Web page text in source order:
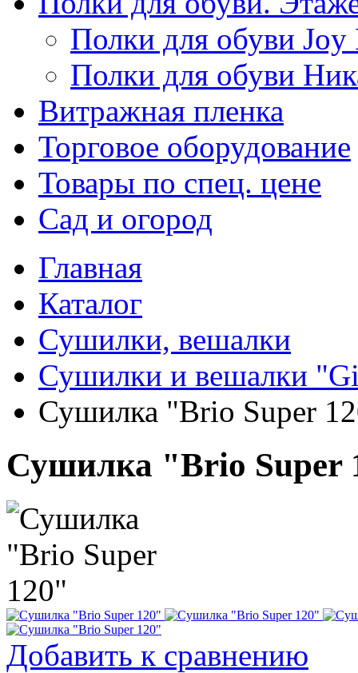
Полки для обуви Joy
Полки для обуви
Витражная пленка
Торговое оборудование
Товары по спец. цене
Сад и огород
Главная
Каталог
Сушилки, вешалки
Сушилки и вешалки
Сушилка "Brio Super
Сушилка "Brio Super
Добавить к сравнению